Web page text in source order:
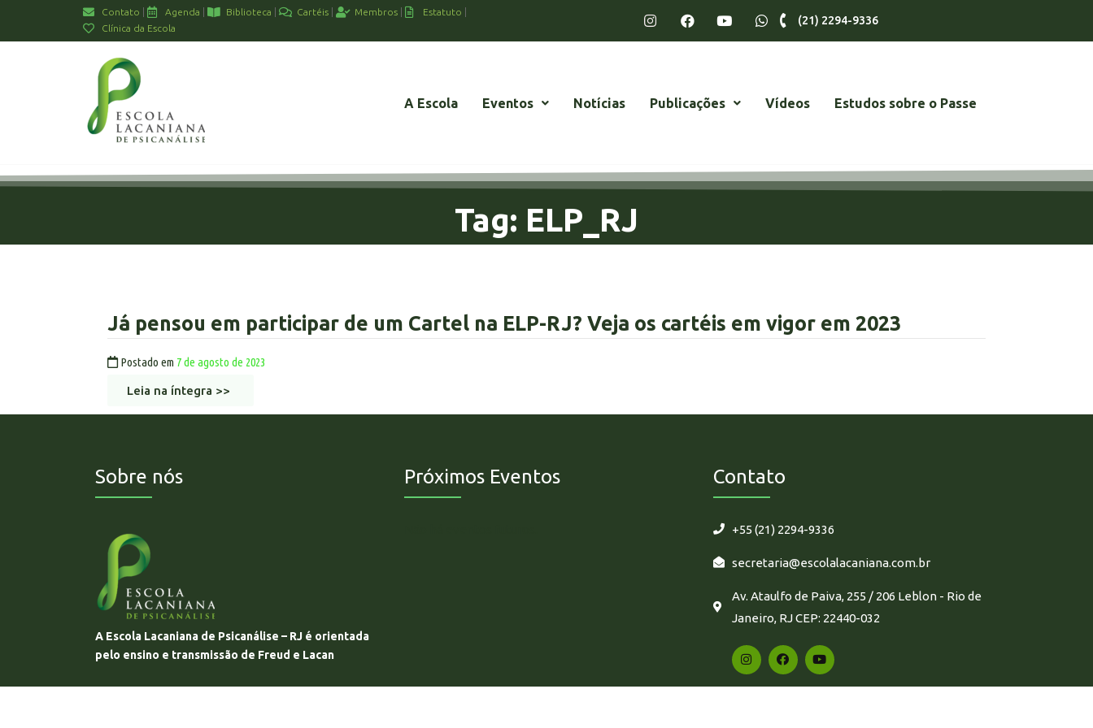
Contato Agenda Biblioteca Cartéis Membros
Estatuto
Clínica da Escola
(21) 2294-9336
A Escola Eventos Notícias Publicações Vídeos Estudos sobre o Passe
Tag: ELP_RJ
Já pensou em participar de um Cartel na ELP-RJ? Veja os cartéis em vigor em 2023
Postado em 7 de agosto de 2023
Leia na íntegra >>
Sobre nós
A Escola Lacaniana de Psicanálise – RJ é orientada
pelo ensino e transmissão de Freud e Lacan
Próximos Eventos Contato
+55 (21) 2294-9336
secretaria@escolalacaniana.com.br
Av. Ataulfo de Paiva, 255 / 206 Leblon - Rio de
Janeiro, RJ CEP: 22440-032